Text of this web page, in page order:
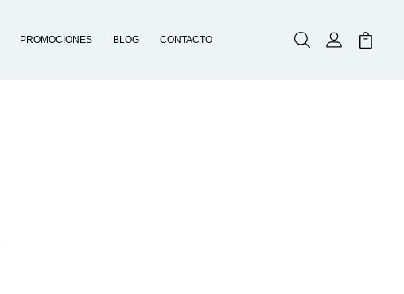
PROMOCIONES BLOG CONTACTO BuscarMi Cuenta
Mi